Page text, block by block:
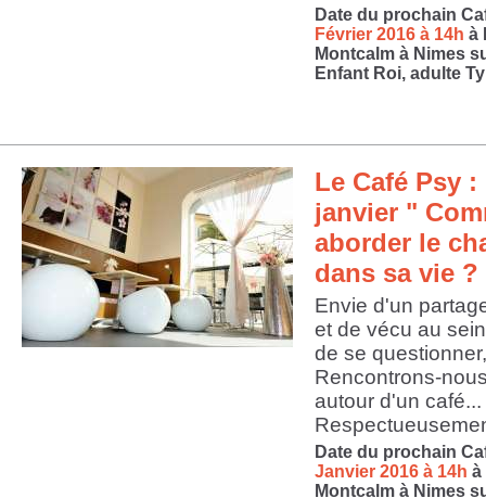
Date du prochain
Février 2016 à 14h à
Montcalm à Nimes
Enfant Roi, adulte
Le Café Psy
janvier "
aborder le
dans sa vie ?
Envie d'un
et de vécu au
de se
Rencontrons-
autour d'un
Date du prochain
Janvier 2016 à 14h à
Montcalm à Nimes